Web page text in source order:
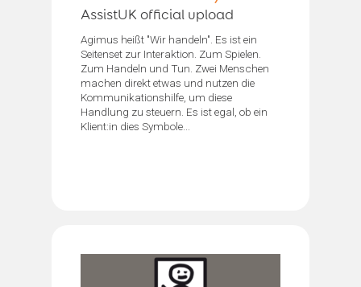
AssistUK official upload
Agimus heißt "Wir handeln". Es ist ein
Seitenset zur Interaktion. Zum Spielen.
Zum Handeln und Tun. Zwei Menschen
machen direkt etwas und nutzen die
Kommunikationshilfe, um diese
Handlung zu steuern. Es ist egal, ob ein
Klient:in dies Symbole...